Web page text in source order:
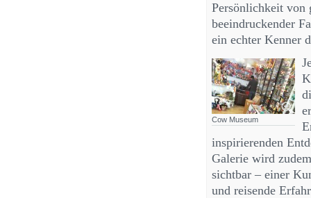
Persönlichkeit von
beeindruckender
ein echter Kenner
Cow Museum
inspirierenden
Galerie wird
sichtbar – einer
und reisende